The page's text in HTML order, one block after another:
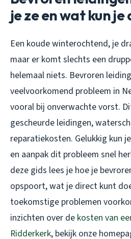
je ze en wat kun je
Een koude winterochtend, je
maar er komt slechts een
helemaal niets. Bevroren
veelvoorkomend probleem in
vooral bij onverwachte vorst.
gescheurde leidingen,
reparatiekosten. Gelukkig kun
en aanpak dit probleem snel
deze gids lees je hoe je
opspoort, wat je direct kunt
toekomstige problemen
inzichten over de kosten van
Ridderkerk, bekijk onze